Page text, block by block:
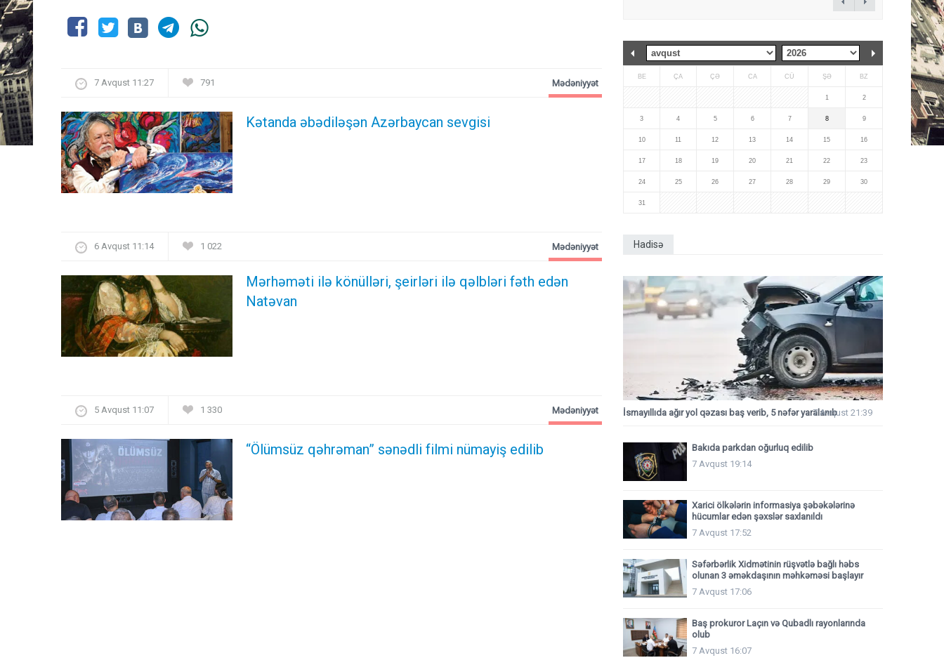
7 Avqust 11:27 791
Kətanda əbədiləşən Azərbaycan sevgisi
Mədəniyyət
6 Avqust 11:14 1 022
Mərhəməti ilə könülləri, şeirləri ilə qəlbləri fəth edən
Natəvan
Mədəniyyət
5 Avqust 11:07 1 330
“Ölümsüz qəhrəman” sənədli filmi nümayiş edilib
Mədəniyyət
BE ÇA ÇƏ CA CÜ ŞƏ BZ
1 2
3 4 5 6 7 8 9
10 11 12 13 14 15 16
17 18 19 20 21 22 23
24 25 26 27 28 29 30
31
Hadisə
İsmayıllıda ağır yol qəzası baş verib, 5 nəfər yaralanıb7 Avqust 21:39
Bakıda parkdan oğurluq edilib
7 Avqust 19:14
Xarici ölkələrin informasiya şəbəkələrinə
hücumlar edən şəxslər saxlanıldı
7 Avqust 17:52
Səfərbərlik Xidmətinin rüşvətlə bağlı həbs
olunan 3 əməkdaşının məhkəməsi başlayır
7 Avqust 17:06
Baş prokuror Laçın və Qubadlı rayonlarında
olub
7 Avqust 16:07